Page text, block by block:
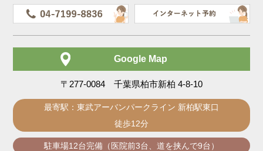
Google Map
〒277-0084 千葉県柏市新柏 4-8-10
最寄駅：東武アーバンパークライン 新柏駅東口
徒歩12分
駐車場12台完備（医院前3台、道を挟んで9台）